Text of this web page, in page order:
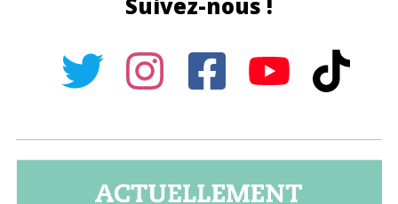
Suivez-nous !